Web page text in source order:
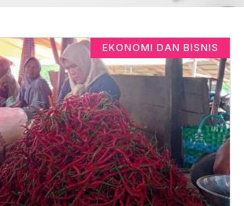
EKONOMI DAN BISNIS